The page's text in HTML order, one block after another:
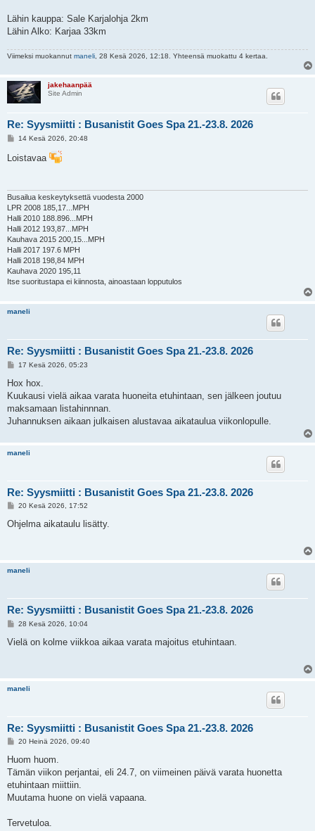
Lähin kauppa: Sale Karjalohja 2km
Lähin Alko: Karjaa 33km
Viimeksi muokannut maneli , 28 Kesä 2026, 12:18. Yhteensä muokattu 4 kertaa.
jakehaanpää
Site Admin
Re: Syysmiitti : Busanistit Goes Spa 21.-23.8. 2026
V
e
s
14 Kesä 2026, 20:48
Loistavaa
Busailua keskeytyksettä vuodesta 2000
LPR 2008 185,17...MPH
Halli 2010 188.896...MPH
Halli 2012 193,87...MPH
Kauhava 2015 200,15...MPH
Halli 2017 197.6 MPH
Halli 2018 198,84 MPH
Kauhava 2020 195,11
Itse suoritustapa ei kiinnosta, ainoastaan lopputulos
maneli
Re: Syysmiitti : Busanistit Goes Spa 21.-23.8. 2026
V
e
t
i
17 Kesä 2026, 05:23
Hox hox.
Kuukausi vielä aikaa varata huoneita etuhintaan, sen jälkeen joutuu
maksamaan listahinnnan.
Juhannuksen aikaan julkaisen alustavaa aikataulua viikonlopulle.
maneli
Re: Syysmiitti : Busanistit Goes Spa 21.-23.8. 2026
V
e
s
20 Kesä 2026, 17:52
Ohjelma aikataulu lisätty.
maneli
Re: Syysmiitti : Busanistit Goes Spa 21.-23.8. 2026
V
e
28 Kesä 2026, 10:04
Vielä on kolme viikkoa aikaa varata majoitus etuhintaan.
maneli
Re: Syysmiitti : Busanistit Goes Spa 21.-23.8. 2026
V
e
t
i
20 Heinä 2026, 09:40
Huom huom.
Tämän viikon perjantai, eli 24.7, on viimeinen päivä varata huonetta
etuhintaan miittiin.
Muutama huone on vielä vapaana.
Tervetuloa.